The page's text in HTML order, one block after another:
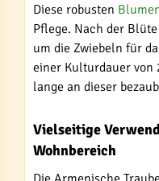
Diese robusten
Pflege. Nach der
um die Zwiebeln für
einer Kulturdauer von
lange an dieser
Vielseitige
Wohnbereich